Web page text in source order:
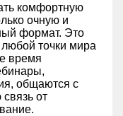
комфортную
очную и
формат. Это
любой точки мира
время
общаются с
от